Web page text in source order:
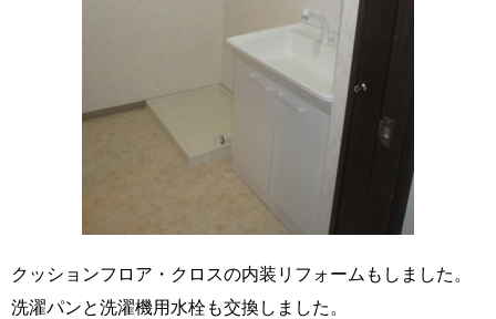
クッションフロア・クロスの内装リフォームもしました。
洗濯パンと洗濯機用水栓も交換しました。